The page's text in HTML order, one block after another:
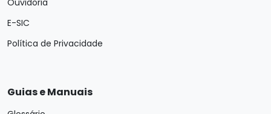
Ouvidoria
E-SIC
Política de Privacidade
Guias e Manuais